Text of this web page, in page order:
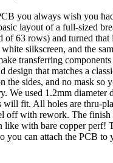
you always wish you
layout of a full-sized
of 63 rows) and turned that
silkscreen, and the
transferring components
design that matches a
the sides, and no mask so
We used 1.2mm diameter
will fit. All holes are thru-
off with rework. The finish
with bare copper perf!
you can attach the PCB to